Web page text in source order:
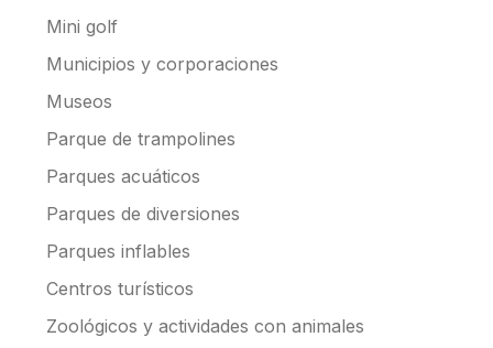
Mini golf
Municipios y corporaciones
Museos
Parque de trampolines
Parques acuáticos
Parques de diversiones
Parques inflables
Centros turísticos
Zoológicos y actividades con animales